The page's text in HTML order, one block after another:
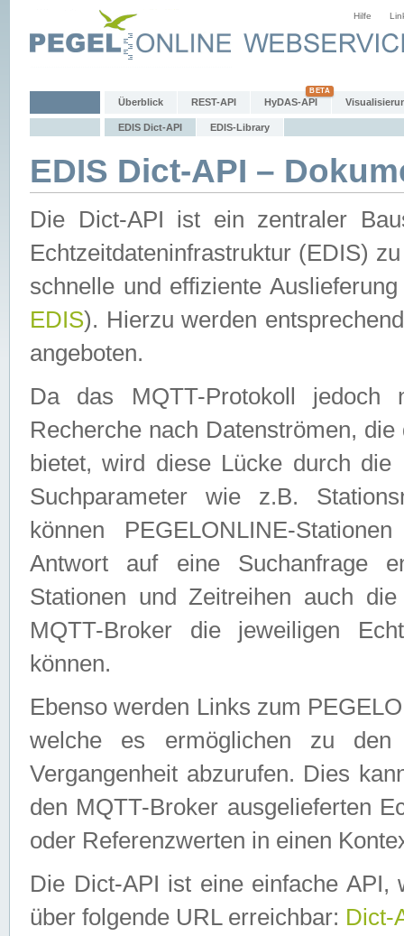
Hilfe
Überblick REST-API HyDAS-API
EDIS Dict-API EDIS-Library
EDIS Dict-API –
Die Dict-API ist ein zentraler
Echtzeitdateninfrastruktur (EDIS)
schnelle und effiziente
EDIS). Hierzu werden
angeboten.
Da das MQTT-Protokoll jedoch
Recherche nach Datenströmen,
bietet, wird diese Lücke durch die
Suchparameter wie z.B.
können PEGELONLINE-
Antwort auf eine Suchanfrage
Stationen und Zeitreihen auch
MQTT-Broker die jeweiligen
können.
Ebenso werden Links zum
welche es ermöglichen zu den
Vergangenheit abzurufen. Dies
den MQTT-Broker ausgelieferten
oder Referenzwerten in einen
Die Dict-API ist eine einfache API,
über folgende URL erreichbar: Dict-